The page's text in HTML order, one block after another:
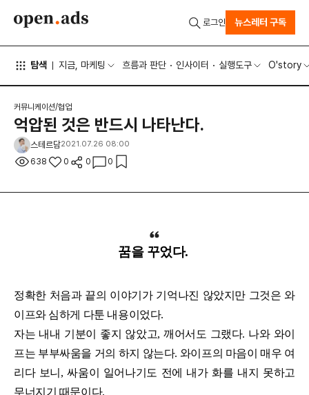
탐색 지금, 마케팅 흐름과 판단 인사이터 실행도구 O'story
로그인 뉴스레터 구독
커뮤니케이션/협업
억압된 것은 반드시 나타난다.
스테르담2021.07.26 08:00
638 0 0 0
꿈을 꾸었다.
정확한 처음과 끝의 이야기가 기억나진 않았지만 그것은 와
이프와 심하게 다툰 내용이었다.
자는 내내 기분이 좋지 않았고, 깨어서도 그랬다. 나와 와이
프는 부부싸움을 거의 하지 않는다. 와이프의 마음이 매우 여
리다 보니, 싸움이 일어나기도 전에 내가 화를 내지 못하고
무너지기 때문이다.